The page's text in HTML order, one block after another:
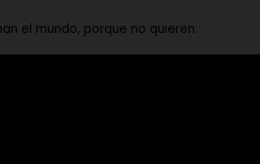
el mundo, porque no quieren.